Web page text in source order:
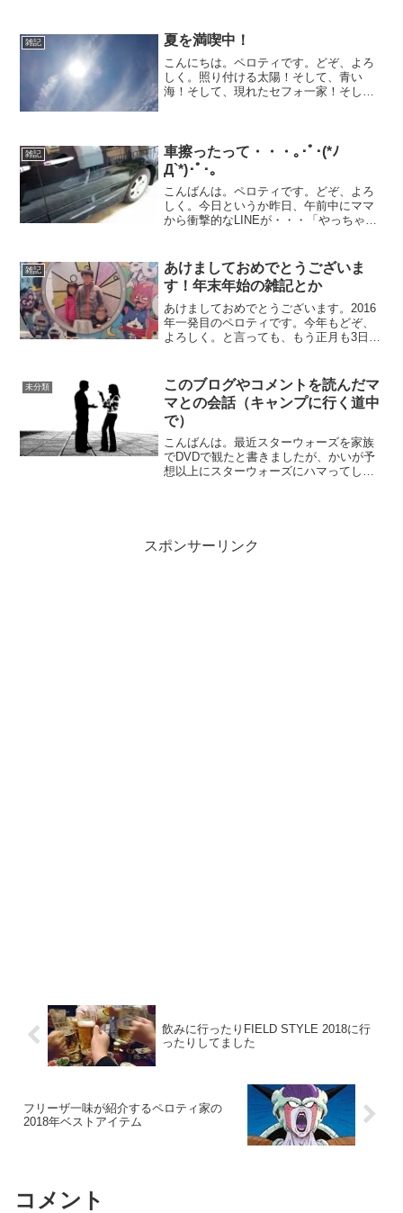
負、目標なんかを書いておこうかなと思
います。キャンプについ...
雑記 夏を満喫中！
こんにちは。ペロティです。どぞ、よろ
しく。照り付ける太陽！そして、青い
海！そして、現れたセフォ一家！そし
雑記
車擦ったって・・・｡･ﾟ･(*ﾉ
Д`*)･ﾟ･。
こんばんは。ペロティです。どぞ、よろ
しく。今日というか昨日、午前中にママ
から衝撃的なLINEが・・・「やっちゃっ
ぅ・・・、マジか・・・けっこうイッち
まってるじゃねーか・...
雑記
あけましておめでとうございま
す！年末年始の雑記とか
あけましておめでとうございます。2016
年一発目のペロティです。今年もどぞ、
よろしく。と言っても、もう正月も3日が
正月を満喫しておりますｗ本当は年越し
キャンプとか行って...
未分類
このブログやコメントを読んだマ
マとの会話（キャンプに行く道中
で）
こんばんは。最近スターウォーズを家族
でDVDで観たと書きましたが、かいが予
想以上にスターウォーズにハマってしま
スポンサーリンク
飲みに行ったりFIELD STYLE 2018に行
ったりしてました
フリーザ一味が紹介するペロティ家の
2018年ベストアイテム
コメント